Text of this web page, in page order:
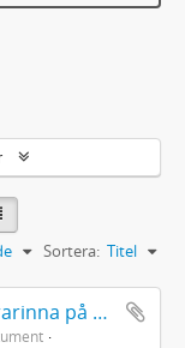
Sortera: Titel
Aline Arnell f. Laurell lärarinna på Mårbacka